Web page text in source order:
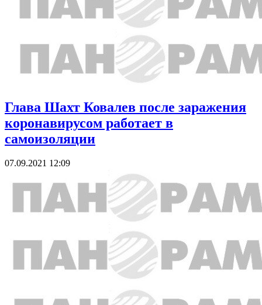
Глава Шахт Ковалев после заражения
коронавирусом работает в
самоизоляции
07.09.2021 12:09